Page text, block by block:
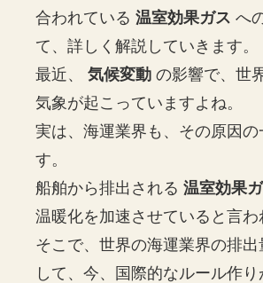
合われている温室効果ガス へ
て、詳しく解説していきます。
最近、気候変動 の影響で、世
気象が起こっていますよね。
実は、海運業界も、その原因
す。
船舶から排出される温室効果
温暖化を加速させていると言わ
そこで、世界の海運業界の排
して、今、国際的なルール作